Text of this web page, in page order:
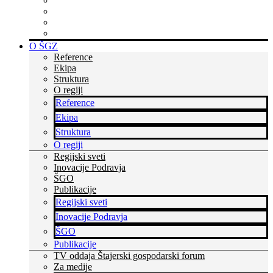
O ŠGZ
Reference
Ekipa
Struktura
O regiji
Reference
Ekipa
Struktura
O regiji
Regijski sveti
Inovacije Podravja
ŠGO
Publikacije
Regijski sveti
Inovacije Podravja
ŠGO
Publikacije
TV oddaja Štajerski gospodarski forum
Za medije